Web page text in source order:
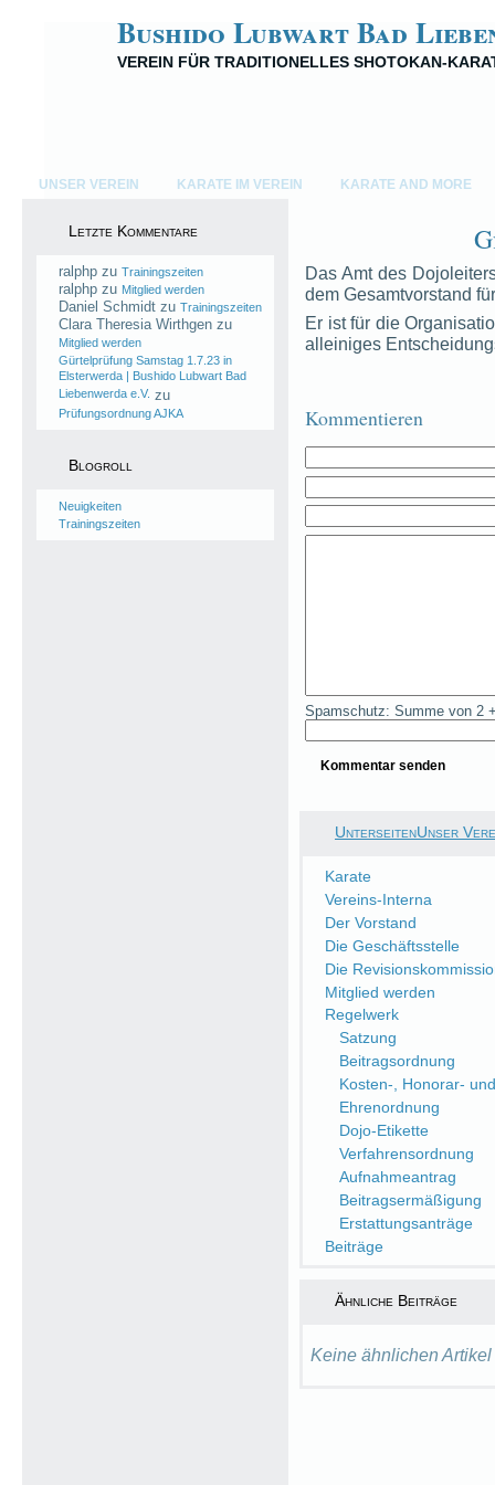
Bushido Lubwart Bad
VEREIN FÜR TRADITIONELLES SHOTOKAN-
UNSER VEREIN KARATE IM VEREIN KARATE AND MORE
Letzte Kommentare
ralphp zu Trainingszeiten
ralphp zu Mitglied werden
Daniel Schmidt zu Trainingszeiten
Clara Theresia Wirthgen zu
Mitglied werden
Gürtelprüfung Samstag 1.7.23 in
Elsterwerda | Bushido Lubwart Bad
Liebenwerda e.V. zu
Prüfungsordnung AJKA
Blogroll
Neuigkeiten
Trainingszeiten
Das Amt des
dem Gesamtvorstand
Er ist für die
alleiniges
Kommentieren
Spamschutz: Summe von 2
UnterseitenUnser
Karate
Vereins-Interna
Der Vorstand
Die Geschäftsstelle
Die
Mitglied werden
Regelwerk
Satzung
Beitragsordnung
Kosten-, Honorar-
Ehrenordnung
Dojo-Etikette
Verfahrensordnung
Aufnahmeantrag
Beitragsermäßigung
Erstattungsanträge
Beiträge
Ähnliche Beiträge
Keine ähnlichen